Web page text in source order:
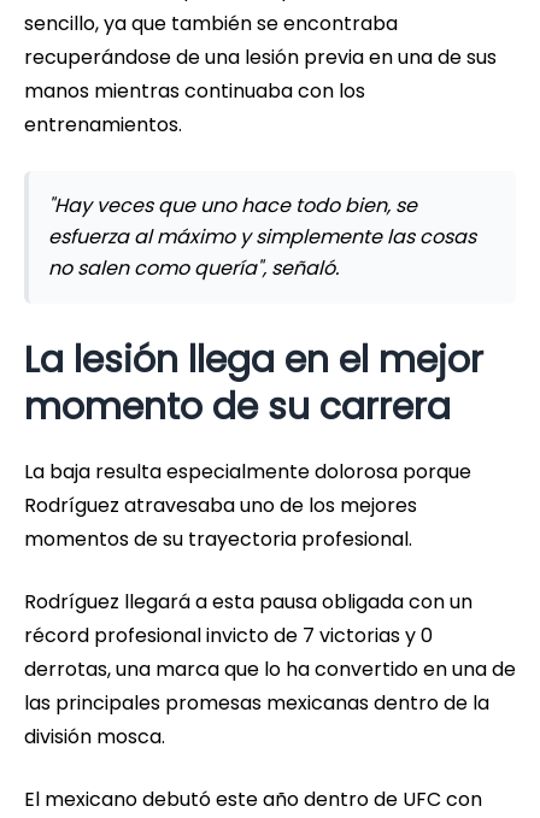
sencillo, ya que también se encontraba
recuperándose de una lesión previa en una de sus
manos mientras continuaba con los
entrenamientos.
"Hay veces que uno hace todo bien, se
esfuerza al máximo y simplemente las cosas
no salen como quería", señaló.
La lesión llega en el mejor
momento de su carrera
La baja resulta especialmente dolorosa porque
Rodríguez atravesaba uno de los mejores
momentos de su trayectoria profesional.
Rodríguez llegará a esta pausa obligada con un
récord profesional invicto de 7 victorias y 0
derrotas, una marca que lo ha convertido en una de
las principales promesas mexicanas dentro de la
división mosca.
El mexicano debutó este año dentro de UFC con